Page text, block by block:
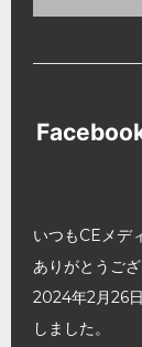
いつもCEメデ
ありがとうござ
2024年2月26
しました。